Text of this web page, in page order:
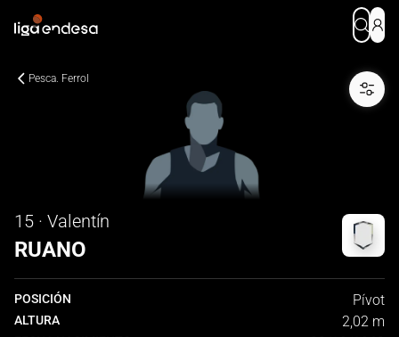
Pesca. Ferrol
15 · Valentín
RUANO
POSICIÓN Pívot
ALTURA 2,02 m